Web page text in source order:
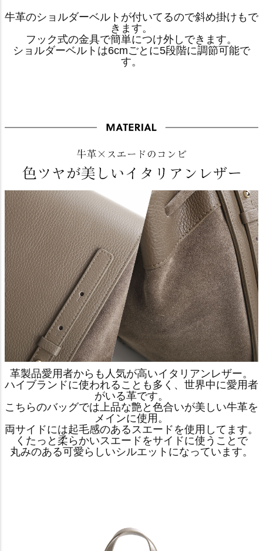
牛革のショルダーベルトが付いてるので斜め掛けもで
きます。
フック式の金具で簡単につけ外しできます。
ショルダーベルトは6cmごとに5段階に調節可能で
す。
革製品愛用者からも人気が高いイタリアンレザー。
ハイブランドに使われることも多く、世界中に愛用者
がいる革です。
こちらのバッグでは上品な艶と色合いが美しい牛革を
メインに使用。
両サイドには起毛感のあるスエードを使用してます。
くたっと柔らかいスエードをサイドに使うことで
丸みのある可愛らしいシルエットになっています。